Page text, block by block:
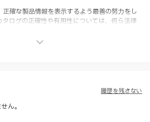
確な製品情報を表示するよう最善の努力をし
タログの正確性や有用性については、何ら法律
は販売促進目的の利用に限ります。
のご利用にあたっては、WEBサイト利用規
ー、製品情報ガイドをご確認いただき、内容の
ん。
履歴を残さない